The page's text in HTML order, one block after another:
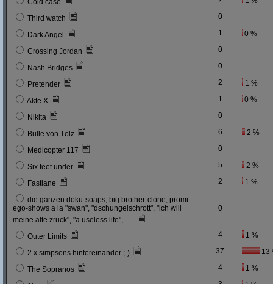
Cold case
Third watch 0
Dark Angel 1 0 %
Crossing Jordan 0
Nash Bridges 0
Pretender 2 1 %
Akte X 1 0 %
Nikita 0
Bulle von Tölz 6 2 %
Medicopter 117 0
Six feet under 5 2 %
Fastlane 2 1 %
die ganzen doku-soaps, big brother-clone, promi-
ego-shows a la "swan", "dschungelschrott", "ich will
meine alte zruck", "a useless life",......
0
Outer Limits 4 1 %
2 x simpsons hintereinander ;-) 37 13
The Sopranos 4 1 %